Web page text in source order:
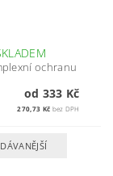
ochranu
od 333 Kč
270,73 Kč bez DPH